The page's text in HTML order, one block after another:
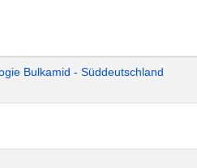
Bulkamid - Süddeutschland